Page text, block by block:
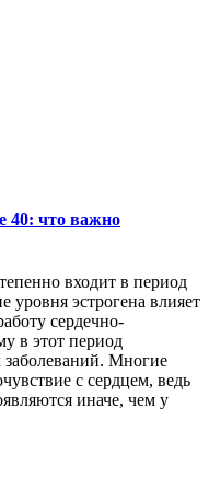
40: что важно
входит в период
эстрогена влияет
сердечно-
в этот период
заболеваний. Многие
с сердцем, ведь
иначе, чем у